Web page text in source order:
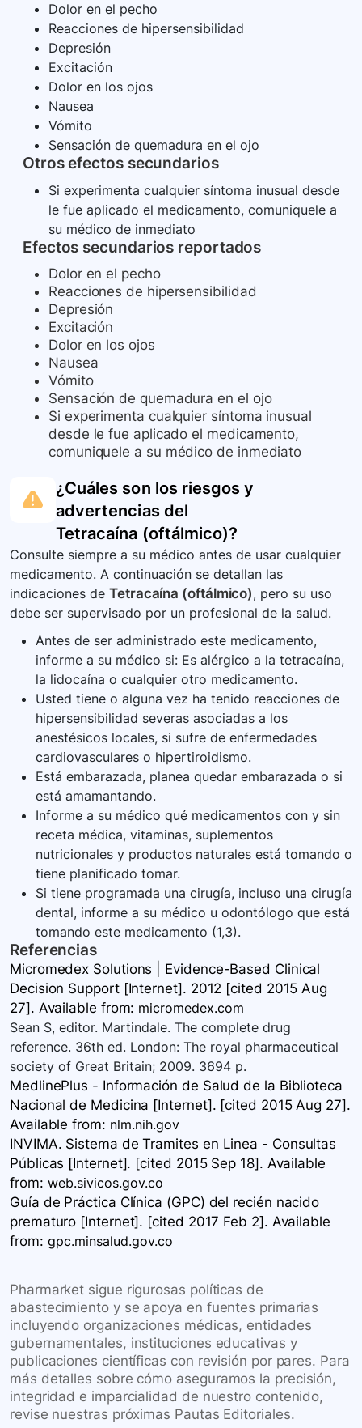
Dolor en el pecho
Reacciones de hipersensibilidad
Depresión
Excitación
Dolor en los ojos
Nausea
Vómito
Sensación de quemadura en el ojo
Otros efectos secundarios
Si experimenta cualquier síntoma inusual desde
le fue aplicado el medicamento, comuniquele a
su médico de inmediato
Efectos secundarios reportados
Dolor en el pecho
Reacciones de hipersensibilidad
Depresión
Excitación
Dolor en los ojos
Nausea
Vómito
Sensación de quemadura en el ojo
Si experimenta cualquier síntoma inusual
desde le fue aplicado el medicamento,
comuniquele a su médico de inmediato
¿Cuáles son los riesgos y
advertencias del
Tetracaína (oftálmico)?
Consulte siempre a su médico antes de usar cualquier
medicamento. A continuación se detallan las
indicaciones de Tetracaína (oftálmico), pero su uso
debe ser supervisado por un profesional de la salud.
Antes de ser administrado este medicamento,
informe a su médico si: Es alérgico a la tetracaína,
la lidocaína o cualquier otro medicamento.
Usted tiene o alguna vez ha tenido reacciones de
hipersensibilidad severas asociadas a los
anestésicos locales, si sufre de enfermedades
cardiovasculares o hipertiroidismo.
Está embarazada, planea quedar embarazada o si
está amamantando.
Informe a su médico qué medicamentos con y sin
receta médica, vitaminas, suplementos
nutricionales y productos naturales está tomando o
tiene planificado tomar.
Si tiene programada una cirugía, incluso una cirugía
dental, informe a su médico u odontólogo que está
tomando este medicamento (1,3).
Referencias
Micromedex Solutions | Evidence-Based Clinical
Decision Support [Internet]. 2012 [cited 2015 Aug
27]. Available from: micromedex.com
Sean S, editor. Martindale. The complete drug
reference. 36th ed. London: The royal pharmaceutical
society of Great Britain; 2009. 3694 p.
MedlinePlus - Información de Salud de la Biblioteca
Nacional de Medicina [Internet]. [cited 2015 Aug 27].
Available from: nlm.nih.gov
INVIMA. Sistema de Tramites en Linea - Consultas
Públicas [Internet]. [cited 2015 Sep 18]. Available
from: web.sivicos.gov.co
Guía de Práctica Clínica ​(GPC) del recién nacido
prematuro​ [Internet]. [cited 2017 Feb 2]. Available
from: gpc.minsalud.gov.co
Pharmarket sigue rigurosas políticas de
abastecimiento y se apoya en fuentes primarias
incluyendo organizaciones médicas, entidades
gubernamentales, instituciones educativas y
publicaciones científicas con revisión por pares. Para
más detalles sobre cómo aseguramos la precisión,
integridad e imparcialidad de nuestro contenido,
revise nuestras próximas Pautas Editoriales.